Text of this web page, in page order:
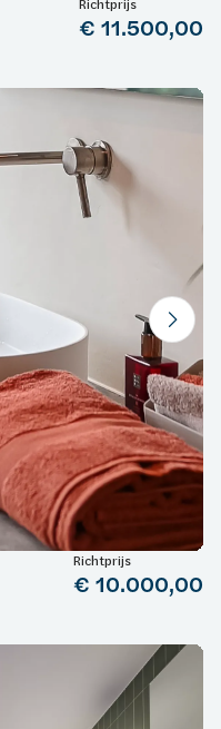
€ 11.500,00
Richtprijs
€ 10.000,00